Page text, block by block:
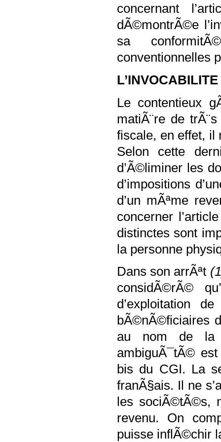
concernant
dÃ©montrÃ©e
sa
conventionnelles
Le contentieux
matiÃ¨re de
fiscale, en effet, il
Selon cette
d’Ã©liminer les
d’impositions
d’un mÃªme
concerner
distinctes sont
la personne
Dans son arrÃªt
considÃ©rÃ©
d’exploitation
bÃ©nÃ©ficiaires
au nom de la
ambiguÃ¯tÃ©
bis du CGI. La
franÃ§ais. Il ne
les sociÃ©tÃ©s,
revenu. On
puisse inflÃ©chir